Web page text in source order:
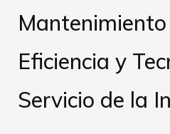
Eficiencia y
Servicio de la